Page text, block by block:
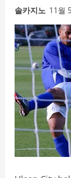
솔카지노 11월